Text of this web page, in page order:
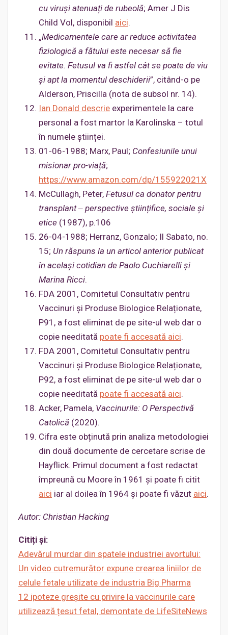
cu viruși atenuați de rubeolă; Amer J Dis
Child Vol, disponibil aici.
„Medicamentele care ar reduce activitatea
fiziologică a fătului este necesar să fie
evitate. Fetusul va fi astfel cât se poate de viu
și apt la momentul deschiderii”, citând-o pe
Alderson, Priscilla (nota de subsol nr. 14).
Ian Donald descrie experimentele la care
personal a fost martor la Karolinska – totul
în numele științei.
01-06-1988; Marx, Paul; Confesiunile unui
misionar pro-viață;
https://www.amazon.com/dp/155922021X
McCullagh, Peter, Fetusul ca donator pentru
transplant ‒ perspective științifice, sociale și
etice (1987), p.106
26-04-1988; Herranz, Gonzalo; Il Sabato, no.
15; Un răspuns la un articol anterior publicat
în același cotidian de Paolo Cuchiarelli și
Marina Ricci.
FDA 2001, Comitetul Consultativ pentru
Vaccinuri și Produse Biologice Relaționate,
P91, a fost eliminat de pe site-ul web dar o
copie needitată poate fi accesată aici.
FDA 2001, Comitetul Consultativ pentru
Vaccinuri și Produse Biologice Relaționate,
P92, a fost eliminat de pe site-ul web dar o
copie needitată poate fi accesată aici.
Acker, Pamela, Vaccinurile: O Perspectivă
Catolică (2020).
Cifra este obținută prin analiza metodologiei
din două documente de cercetare scrise de
Hayflick. Primul document a fost redactat
împreună cu Moore în 1961 și poate fi citit
aici iar al doilea în 1964 și poate fi văzut aici.
Autor: Christian Hacking
Citiți și:
Adevărul murdar din spatele industriei avortului:
Un video cutremurător expune crearea liniilor de
celule fetale utilizate de industria Big Pharma
12 ipoteze greșite cu privire la vaccinurile care
utilizează țesut fetal, demontate de LifeSiteNews